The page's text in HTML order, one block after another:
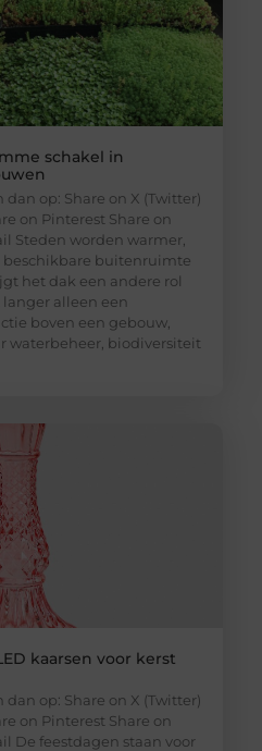
schakel in
op: Share on X (Twitter)
on Pinterest Share on
Steden worden warmer,
buitenruimte
het dak een andere rol
alleen een
boven een gebouw,
waterbeheer, biodiversiteit
kaarsen voor kerst
op: Share on X (Twitter)
on Pinterest Share on
De feestdagen staan voor